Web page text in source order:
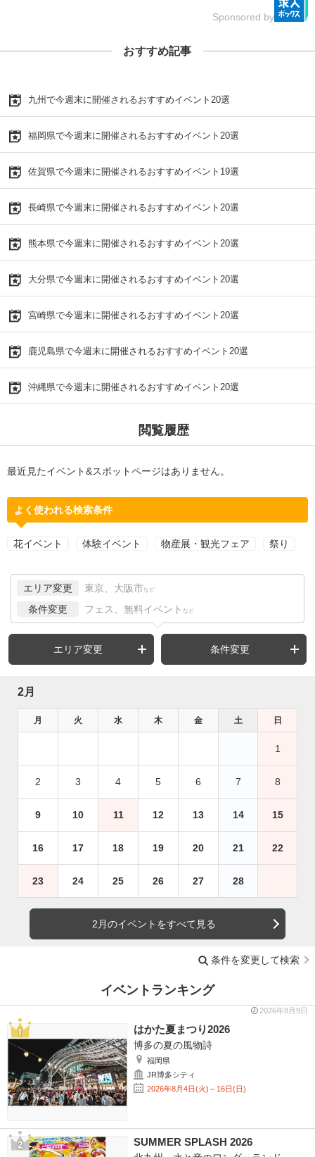
Sponsored by
おすすめ記事
九州で今週末に開催されるおすすめイベント20選
福岡県で今週末に開催されるおすすめイベント20選
佐賀県で今週末に開催されるおすすめイベント19選
長崎県で今週末に開催されるおすすめイベント20選
熊本県で今週末に開催されるおすすめイベント20選
大分県で今週末に開催されるおすすめイベント20選
宮崎県で今週末に開催されるおすすめイベント20選
鹿児島県で今週末に開催されるおすすめイベント20選
沖縄県で今週末に開催されるおすすめイベント20選
閲覧履歴
最近見たイベント&スポットページはありません。
よく使われる検索条件
花イベント 体験イベント 物産展・観光フェア 祭り
エリア変更 東京、大阪市 など
条件変更 フェス、無料イベント など
エリア変更 条件変更
2月
月 火 水 木 金 土 日
1
2 3 4 5 6 7 8
9 10 11 12 13 14 15
16 17 18 19 20 21 22
23 24 25 26 27 28
2月のイベントをすべて見る
条件を変更して検索
イベントランキング
2026年8月9日
はかた夏まつり2026
博多の夏の風物詩
福岡県
JR博多シティ
2026年8月4日(火)～16日(日)
SUMMER SPLASH 2026